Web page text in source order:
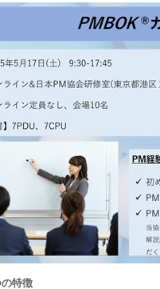
特徴